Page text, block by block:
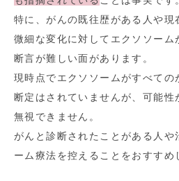
特に、がんの既往歴がある人や現
微細な変化に対してエクソソーム
断言が難しい面があります。
現時点でエクソソームがすべての
断定はされていませんが、可能性
無視できません。
がんと診断されたことがある人や
ーム療法を控えることをおすすめ